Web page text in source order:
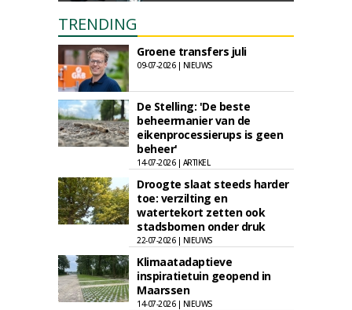
TRENDING
Groene transfers juli
09-07-2026 | NIEUWS
De Stelling: 'De beste
beheermanier van de
eikenprocessierups is geen
beheer'
14-07-2026 | ARTIKEL
Droogte slaat steeds harder
toe: verzilting en
watertekort zetten ook
stadsbomen onder druk
22-07-2026 | NIEUWS
Klimaatadaptieve
inspiratietuin geopend in
Maarssen
14-07-2026 | NIEUWS